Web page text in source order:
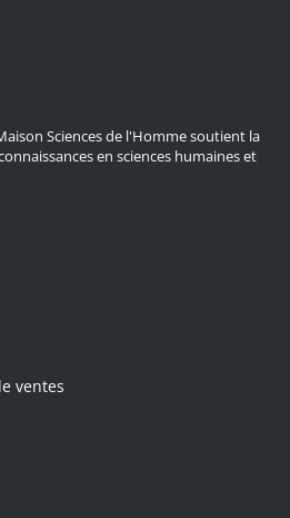
Sciences de l'Homme soutient la
en sciences humaines et
ventes